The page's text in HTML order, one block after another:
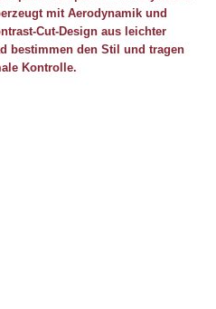
mit Aerodynamik und
Cut-Design aus leichter
bestimmen den Stil und tragen
Kontrolle.